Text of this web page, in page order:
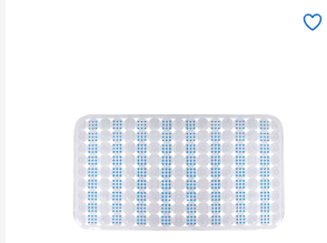
Оновити капчу